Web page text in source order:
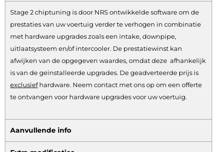
Stage 2 chiptuning is door NRS ontwikkelde software om de
prestaties van uw voertuig verder te verhogen in combinatie
met hardware upgrades zoals een intake, downpipe,
uitlaatsysteem en/of intercooler. De prestatiewinst kan
afwijken van de opgegeven waardes, omdat deze afhankelijk
is van de geïnstalleerde upgrades. De geadverteerde prijs is
exclusiefhardware. Neem contact met ons op om een offerte
te ontvangen voor hardware upgrades voor uw voertuig.
Aanvullende info